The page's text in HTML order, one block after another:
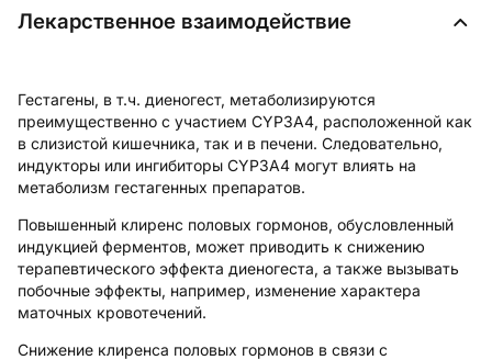
Лекарственное взаимодействие
Гестагены, в т.ч. диеногест, метаболизируются
преимущественно с участием CYP3A4, расположенной как
в слизистой кишечника, так и в печени. Следовательно,
индукторы или ингибиторы CYP3A4 могут влиять на
метаболизм гестагенных препаратов.
Повышенный клиренс половых гормонов, обусловленный
индукцией ферментов, может приводить к снижению
терапевтического эффекта диеногеста, а также вызывать
побочные эффекты, например, изменение характера
маточных кровотечений.
Снижение клиренса половых гормонов в связи с